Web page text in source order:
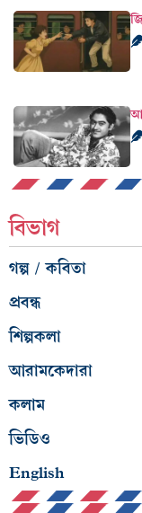
বিভাগ
গল্প / কবিতা
প্রবন্ধ
শিল্পকলা
আরামকেদারা
কলাম
ভিডিও
English